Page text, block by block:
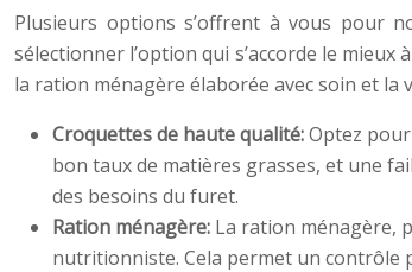
Plusieurs options s’offrent à vous pour
sélectionner l’option qui s’accorde le
la ration ménagère élaborée avec soin et la
Croquettes de haute qualité:Optez
bon taux de matières grasses, et une
des besoins du furet.
Ration ménagère: La ration ménagère,
nutritionniste. Cela permet un contrôle